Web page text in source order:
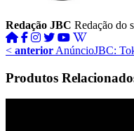
Redação JBC Redação do
< anterior AnúncioJBC:
Produtos